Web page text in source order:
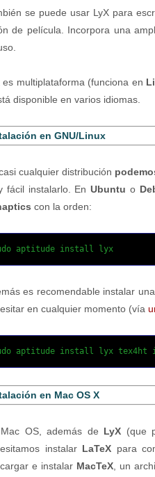
se puede usar LyX para
de película. Incorpora una
es multiplataforma (funciona en
disponible en varios idiomas.
en GNU/Linux
cualquier distribución
fácil instalarlo. En Ubuntu o
con la orden:
aptitude install lyx
es recomendable instalar
en cualquier momento (vía
aptitude install lyx tex4ht
en Mac OS X
OS, además de LyX (que
instalar LaTeX para
e instalar MacTeX, un